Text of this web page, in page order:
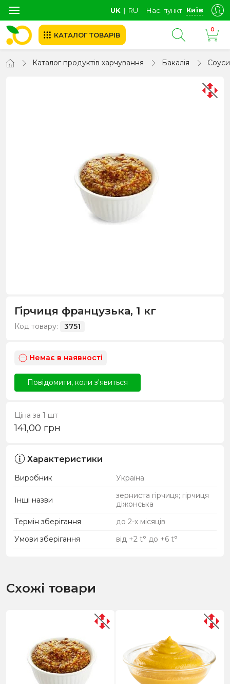
UK ∣ RU Нас. пункт Київ
КАТАЛОГ ТОВАРІВ
0
Каталог продуктів харчування Бакалія Соуси
Гірчиця французька, 1 кг
Код товару: 3751
Немає в наявності
Повідомити, коли з'явиться
Ціна за 1 шт
141,00 грн
Характеристики
Виробник Україна
Інші назви
зерниста гірчиця; гірчиця
діжонська
Термін зберігання
до 2-х місяців
Умови зберігання
від +2 t° до +6 t°
Схожі товари